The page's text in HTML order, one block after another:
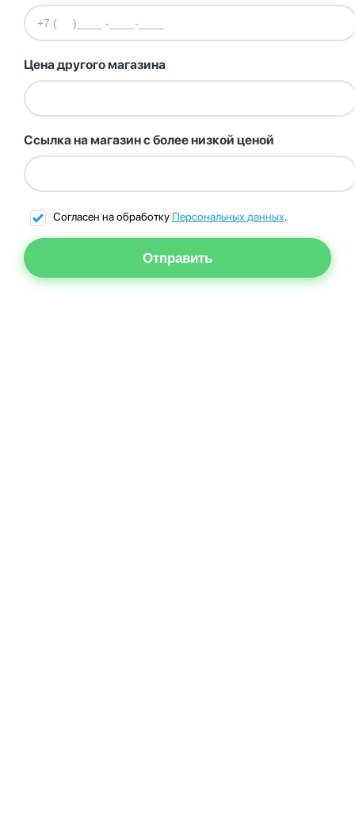
Цена другого магазина
Ссылка на магазин с более низкой ценой
Согласен на обработку Персональных данных.
Отправить